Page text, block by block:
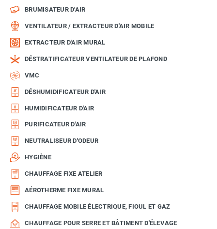
BRUMISATEUR D'AIR
VENTILATEUR / EXTRACTEUR D'AIR MOBILE
EXTRACTEUR D'AIR MURAL
DÉSTRATIFICATEUR VENTILATEUR DE PLAFOND
VMC
DÉSHUMIDIFICATEUR D'AIR
HUMIDIFICATEUR D'AIR
PURIFICATEUR D'AIR
NEUTRALISEUR D'ODEUR
HYGIÈNE
CHAUFFAGE FIXE ATELIER
AÉROTHERME FIXE MURAL
CHAUFFAGE MOBILE ÉLECTRIQUE, FIOUL ET GAZ
CHAUFFAGE POUR SERRE ET BÂTIMENT D'ÉLEVAGE